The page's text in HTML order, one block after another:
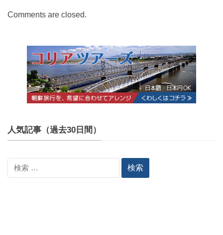
Comments are closed.
人気記事（過去30日間）
索: